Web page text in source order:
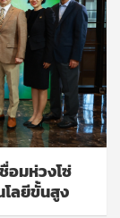
อมห่วงโซ่
ลยีขั้นสูง